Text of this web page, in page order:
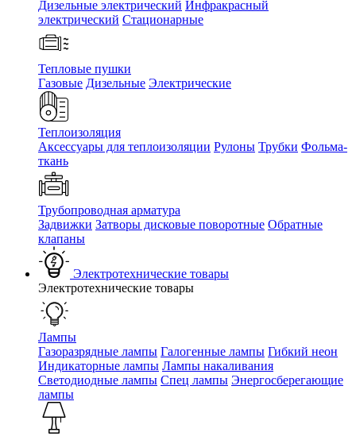
Дизельные электрический Инфракрасный
электрический Стационарные
Тепловые пушки
Газовые Дизельные Электрические
Теплоизоляция
Аксессуары для теплоизоляции Рулоны Трубки Фольма-
ткань
Трубопроводная арматура
Задвижки Затворы дисковые поворотные Обратные
клапаны
Электротехнические товары
Электротехнические товары
Лампы
Газоразрядные лампы Галогенные лампы Гибкий неон
Индикаторные лампы Лампы накаливания
Светодиодные лампы Спец лампы Энергосберегающие
лампы